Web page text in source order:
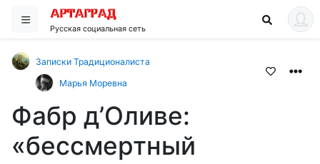
Русская социальная сеть
Записки Традиционалиста
Марья Моревна
Фабр д’Оливе:
«бессмертный